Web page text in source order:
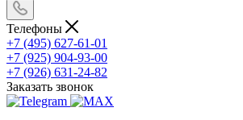
Телефоны
+7 (495) 627-61-01
+7 (925) 904-93-00
+7 (926) 631-24-82
Заказать звонок